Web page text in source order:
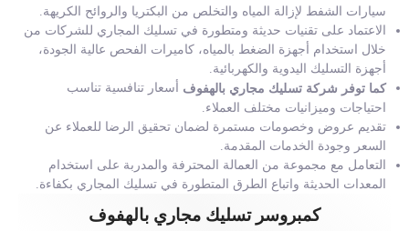
سيارات الشفط لإزالة المياه والتخلص من البكتريا والروائح الكريهة.
الاعتماد على تقنيات حديثة ومتطورة في تسليك المجاري للشركات من
خلال استخدام أجهزة الضغط بالمياه، كاميرات الفحص عالية الجودة،
أجهزة التسليك اليدوية والكهربائية.
كما توفر شركة تسليك مجاري بالهفوف أسعار تنافسية تناسب
احتياجات وميزانيات مختلف العملاء.
تقديم عروض وخصومات مستمرة لضمان تحقيق الرضا للعملاء عن
السعر وجودة الخدمات المقدمة.
التعامل مع مجموعة من العمالة المحترفة والمدربة على استخدام
المعدات الحديثة واتباع الطرق المتطورة في تسليك المجاري بكفاءة.
كمبروسر تسليك مجاري بالهفوف